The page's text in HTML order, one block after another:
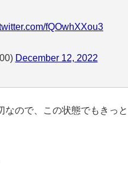
fQOwhXXou3
December 12, 2022
ので、この状態でもきっ